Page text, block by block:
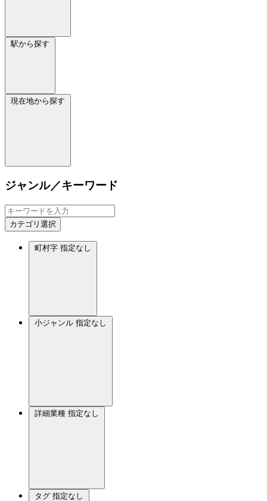
駅から探す
現在地から探す
ジャンル／キーワード
カテゴリ選択
町村字 指定なし
小ジャンル 指定なし
詳細業種 指定なし
タグ 指定なし